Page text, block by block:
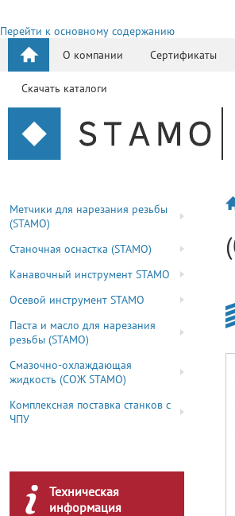
Перейти к основному содержанию
О компании
Сертификаты
Скачать каталоги
Метчики для нарезания резьбы
(STAMO)
Станочная оснастка (STAMO)
Канавочный инструмент STAMO
Осевой инструмент STAMO
Паста и масло для нарезания
резьбы (STAMO)
Смазочно-охлаждающая
жидкость (СОЖ STAMO)
Комплексная поставка станков с
ЧПУ
Техническая
информация